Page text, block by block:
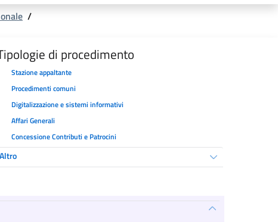
/
di procedimento
Stazione appaltante
Procedimenti comuni
Digitalizzazione e sistemi informativi
Affari Generali
Concessione Contributi e Patrocini
Altro